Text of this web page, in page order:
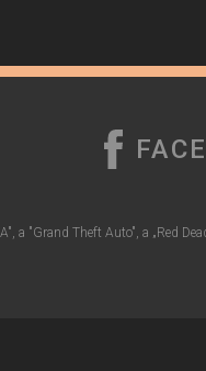
a "Grand Theft Auto", a „Red